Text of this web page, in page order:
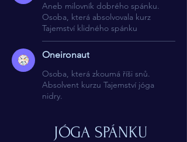
Aneb milovník dobrého spánku.
Osoba, která absolvovala kurz
Tajemství klidného spánku
Oneironaut
Osoba, která zkoumá říši snů.
Absolvent kurzu Tajemství jóga
nidry.
JÓGA SPÁNKU